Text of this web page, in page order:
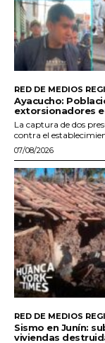
RED DE MEDIOS
Ayacucho:
extorsionadores
La captura de dos
contra el
07/08/2026
RED DE MEDIOS
Sismo en Junín:
viviendas